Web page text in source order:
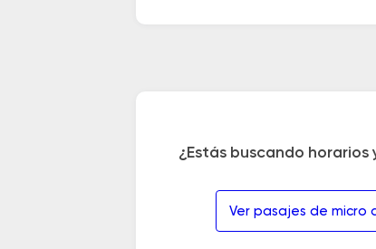
¿Estás buscando
Ver pasajes de micro